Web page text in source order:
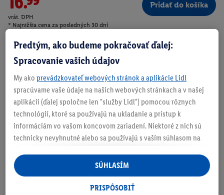
vrát. DPH
* Najnižšia cena za posledných 30 dní
Pridať do košíka
Číslo produktu: 100394820
O produkte
Mimoriadne hygienická vďaka vyberateľnej vnútornej
podšívke, ktorá sa môže prať
odopnutie a zapnutie
Predtým, ako budeme pokračovať ďalej:
Spracovanie vašich údajov
My ako prevádzkovateľ webových stránok a aplikácie Lidl
spracúvame vaše údaje na našich webových stránkach a v našej
aplikácii (ďalej spoločne len "služby Lidl") pomocou rôznych
technológií, ktoré sa používajú na ukladanie a prístup k
informáciám vo vašom koncovom zariadení. Niektoré z nich sú
technicky nevyhnutné alebo sa používajú s vaším súhlasom na
personalizovanú reklamu v rámci služieb Lidl aj mimo nich. Ak
ste účastníkom programu Lidl Plus, na tieto účely sa spracúvajú
aj údaje z vášho nákupného správania v obchode.
PRISPÔSOBIŤ
SÚHLASÍM